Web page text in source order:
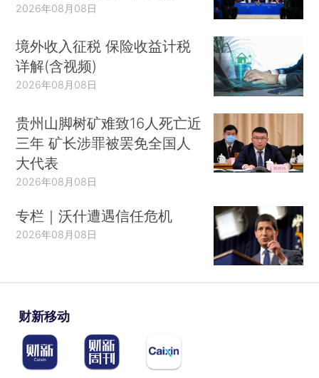
2026年08月08日
境外收入征税 保险收益计税
详解(含视频)
2026年08月08日
贵州山脚树矿难致16人死亡近
三年 矿长涉罪被罢免全国人
大代表
2026年08月08日
专栏｜沃什遭遇信任危机
2026年08月08日
财新移动